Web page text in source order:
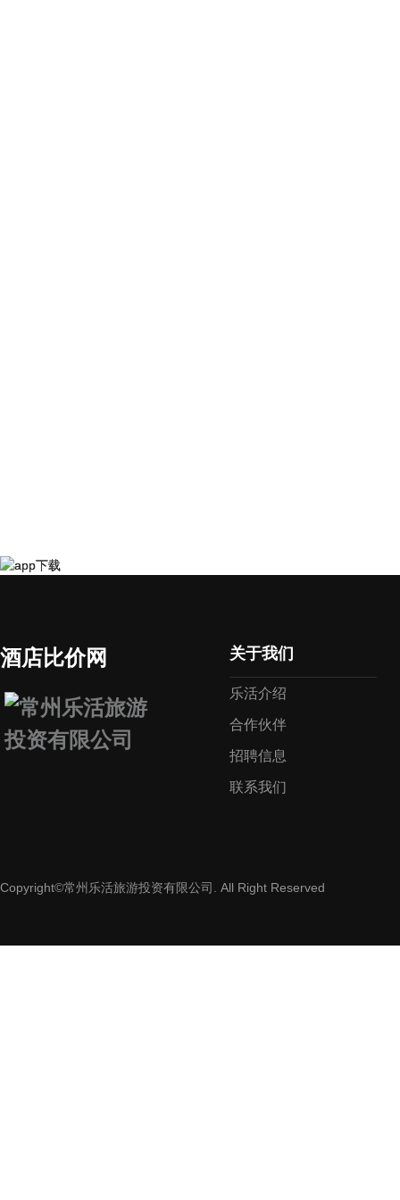
酒店比价网 关于我们
乐活介绍
合作伙伴
招聘信息
联系我们
Copyright©常州乐活旅游投资有限公司. All Right Reserved